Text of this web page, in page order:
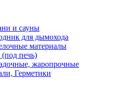
и сауны
для дымохода
материалы
печь)
жаропрочные
Герметики